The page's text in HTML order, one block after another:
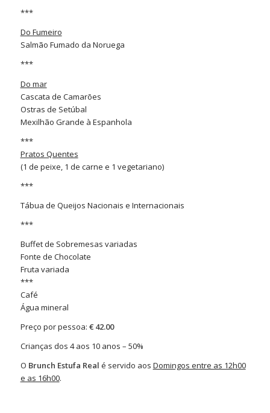
***
Do Fumeiro
Salmão Fumado da Noruega
***
Do mar
Cascata de Camarões
Ostras de Setúbal
Mexilhão Grande à Espanhola
***
Pratos Quentes
(1 de peixe, 1 de carne e 1 vegetariano)
***
Tábua de Queijos Nacionais e Internacionais
***
Buffet de Sobremesas variadas
Fonte de Chocolate
Fruta variada
***
Café
Água mineral
Preço por pessoa: € 42.00
Crianças dos 4 aos 10 anos – 50%
O Brunch Estufa Real é servido aos Domingos entre as 12h00
e as 16h00.